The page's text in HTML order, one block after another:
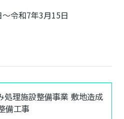
令和7年3月15日
処理施設整備事業 敷地造成
備工事